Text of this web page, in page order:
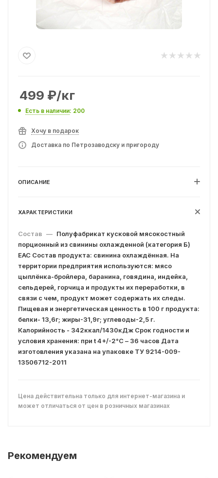
499 ₽/кг
Есть в наличии: 200
Хочу в подарок
Доставка по Петрозаводску и пригороду
ОПИСАНИЕ
ХАРАКТЕРИСТИКИ
Состав — Полуфабрикат кусковой мясокостный
порционный из свинины охлажденной (категория Б)
ЕАС Состав продукта: свинина охлаждённая. На
территории предприятия используются: мясо
цыплёнка-бройлера, баранина, говядина, индейка,
сельдерей, горчица и продукты их переработки, в
связи с чем, продукт может содержать их следы.
Пищевая и энергетическая ценность в 100 г продукта:
белки- 13,6г; жиры-31,9г; углеводы-2,5 г.
Калорийность - 342ккал/1430кДж Срок годности и
условия хранения: при t 4+/-2°С – 36 часов Дата
изготовления указана на упаковке ТУ 9214-009-
13506712-2011
Цена действительна только для интернет-магазина и
может отличаться от цен в розничных магазинах
Рекомендуем